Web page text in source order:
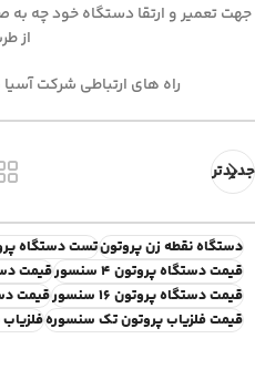
جهت تعمیر و ارتقا دستگاه خود چه
از
راه های ارتباطی شرکت آسیا
جدیدتر
دستگاه نقطه زن پروتونتست دستگاه پروتون
قیمت دستگاه پروتون ۴ سنسور
قیمت
قیمت دستگاه پروتون ۱۶ سنسور
قیمت
قیمت فلزیاب پروتون تک سنسوره